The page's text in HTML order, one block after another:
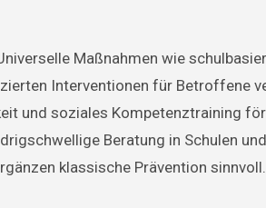
Maßnahmen wie
Interventionen für Betroffene
und soziales Kompetenztraining
Beratung in Schulen
klassische Prävention sinnvoll.